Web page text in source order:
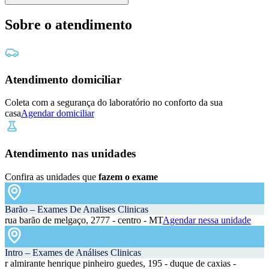
Sobre o atendimento
Atendimento domiciliar
Coleta com a segurança do laboratório no conforto da sua
casaAgendar domiciliar
Atendimento nas unidades
Confira as unidades que fazem o exame
Barão – Exames De Analises Clinicas
rua barão de melgaço, 2777 - centro - MTAgendar nessa unidade
Intro – Exames de Análises Clinicas
r almirante henrique pinheiro guedes, 195 - duque de caxias -